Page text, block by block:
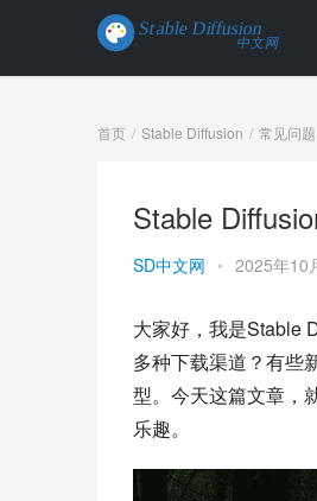
首页 Stable Diffusion 常见问题
Stable
SD中文网 • 2025年10
大家好，我是Stable
多种下载渠道？有些
型。今天这篇文章，
乐趣。